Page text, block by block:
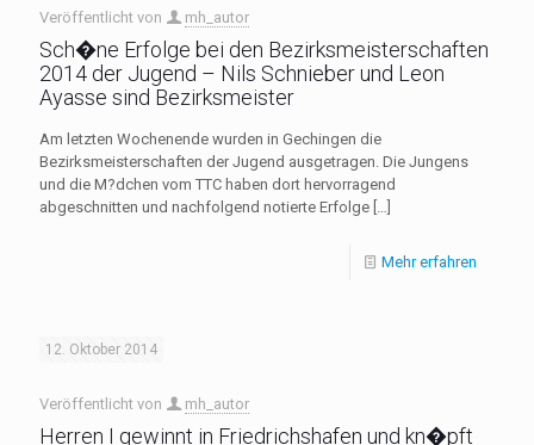
Veröffentlicht von mh_autor
Sch�ne Erfolge bei den Bezirksmeisterschaften
2014 der Jugend – Nils Schnieber und Leon
Ayasse sind Bezirksmeister
Am letzten Wochenende wurden in Gechingen die
Bezirksmeisterschaften der Jugend ausgetragen. Die Jungens
und die M?dchen vom TTC haben dort hervorragend
abgeschnitten und nachfolgend notierte Erfolge […]
Mehr erfahren
12. Oktober 2014
Veröffentlicht von mh_autor
Herren I gewinnt in Friedrichshafen und kn�pft